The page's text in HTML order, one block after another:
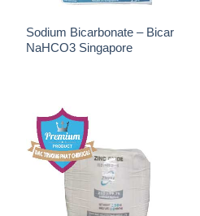
Sodium Bicarbonate – Bicar
NaHCO3 Singapore